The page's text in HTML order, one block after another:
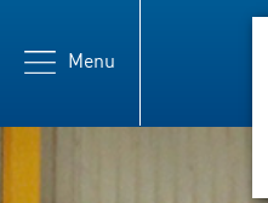
Menu